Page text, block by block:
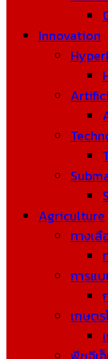
Innovation
Agriculture
ทางเ
การแ
เกษต